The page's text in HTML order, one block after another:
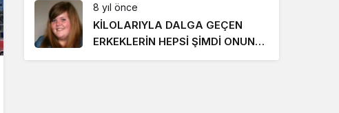
8 yıl önce
KİLOLARIYLA DALGA GEÇEN
ERKEKLERİN HEPSİ ŞİMDİ ONUN
PEŞİNDE! SON HALİ İNANILMAZ